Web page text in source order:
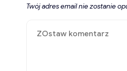
Twój adres email nie zostanie